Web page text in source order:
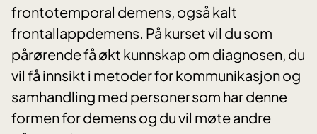
frontotemporal demens, også kalt
frontallappdemens. På kurset vil du som
pårørende få økt kunnskap om diagnosen, du
vil få innsikt i metoder for kommunikasjon og
samhandling med personer som har denne
formen for demens og du vil møte andre